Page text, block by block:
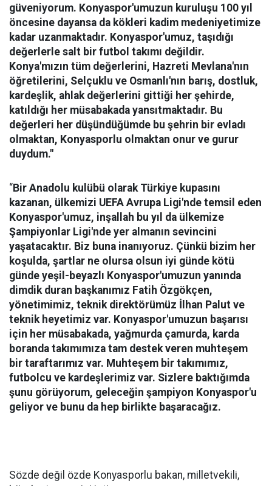
güveniyorum. Konyaspor'umuzun kuruluşu 100 yıl
öncesine dayansa da kökleri kadim medeniyetimize
kadar uzanmaktadır. Konyaspor'umuz, taşıdığı
değerlerle salt bir futbol takımı değildir.
Konya'mızın tüm değerlerini, Hazreti Mevlana'nın
öğretilerini, Selçuklu ve Osmanlı'nın barış, dostluk,
kardeşlik, ahlak değerlerini gittiği her şehirde,
katıldığı her müsabakada yansıtmaktadır. Bu
değerleri her düşündüğümde bu şehrin bir evladı
olmaktan, Konyasporlu olmaktan onur ve gurur
duydum."
“Bir Anadolu kulübü olarak Türkiye kupasını
kazanan, ülkemizi UEFA Avrupa Ligi'nde temsil eden
Konyaspor'umuz, inşallah bu yıl da ülkemize
Şampiyonlar Ligi'nde yer almanın sevincini
yaşatacaktır. Biz buna inanıyoruz. Çünkü bizim her
koşulda, şartlar ne olursa olsun iyi günde kötü
günde yeşil-beyazlı Konyaspor'umuzun yanında
dimdik duran başkanımız Fatih Özgökçen,
yönetimimiz, teknik direktörümüz İlhan Palut ve
teknik heyetimiz var. Konyaspor'umuzun başarısı
için her müsabakada, yağmurda çamurda, karda
boranda takımımıza tam destek veren muhteşem
bir taraftarımız var. Muhteşem bir takımımız,
futbolcu ve kardeşlerimiz var. Sizlere baktığımda
şunu görüyorum, geleceğin şampiyon Konyaspor'u
geliyor ve bunu da hep birlikte başaracağız.
Sözde değil özde Konyasporlu bakan, milletvekili,